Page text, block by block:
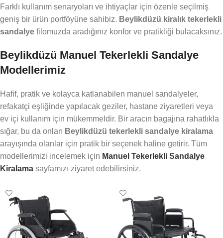
Farklı kullanım senaryoları ve ihtiyaçlar için özenle seçilmiş
geniş bir ürün portföyüne sahibiz. Beylikdüzü kiralık tekerlekli
sandalye filomuzda aradığınız konfor ve pratikliği bulacaksınız.
Beylikdüzü Manuel Tekerlekli Sandalye
Modellerimiz
Hafif, pratik ve kolayca katlanabilen manuel sandalyeler,
refakatçi eşliğinde yapılacak geziler, hastane ziyaretleri veya
ev içi kullanım için mükemmeldir. Bir aracın bagajına rahatlıkla
sığar, bu da onları Beylikdüzü tekerlekli sandalye kiralama
arayışında olanlar için pratik bir seçenek haline getirir. Tüm
modellerimizi incelemek için Manuel Tekerlekli Sandalye
Kiralama sayfamızı ziyaret edebilirsiniz.